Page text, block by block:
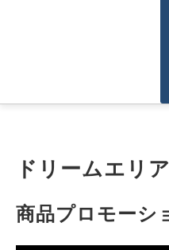
ドリームエリ
商品プロモーシ